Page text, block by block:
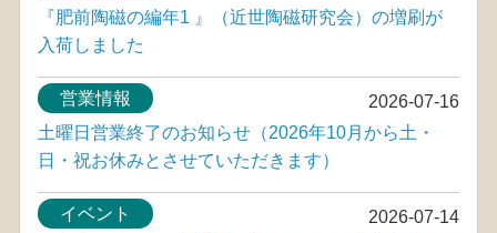
『肥前陶磁の編年1 』（近世陶磁研究会）の増刷が
入荷しました
2026-07-16
営業情報
土曜日営業終了のお知らせ（2026年10月から土・
日・祝お休みとさせていただきます）
2026-07-14
イベント